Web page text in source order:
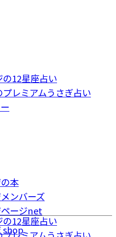
12星座占い
レミアムうさぎ占い
12星座占い
本
ンバーズ
ージnet
shop